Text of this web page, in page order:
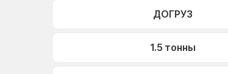
ДОГРУЗ
1.5 тонны